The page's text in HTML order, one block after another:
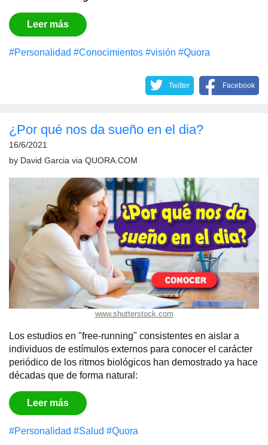
Leer más
#Personalidad #Conocimientos #visión #Quora
Twitter Facebook
¿Por qué nos da sueño en el dia?
16/6/2021
by David Garcia via QUORA.COM
www.shutterstock.com
Los estudios en "free-running" consistentes en aislar a
individuos de estímulos externos para conocer el carácter
periódico de los ritmos biológicos han demostrado ya hace
décadas que de forma natural:
Leer más
#Personalidad #Salud #Quora